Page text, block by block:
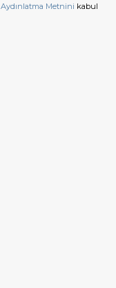
Aydınlatma Metnini kabul